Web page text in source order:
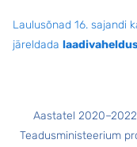
Laulusõnad 16. sajandi
järeldada
Aastatel
Teadusministeerium